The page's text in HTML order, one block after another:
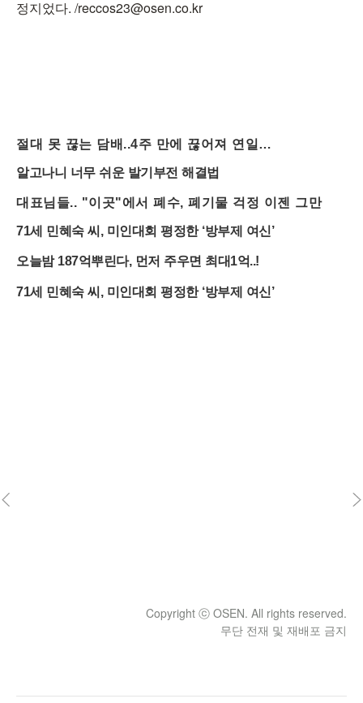
정지었다. /reccos23@osen.co.kr
Copyright ⓒ OSEN. All rights reserved.
무단 전재 및 재배포 금지